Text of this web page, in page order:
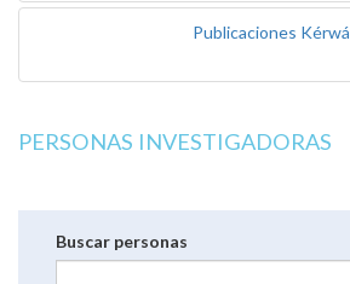
Publicaciones Kérwá
PERSONAS INVESTIGADORAS
Buscar personas